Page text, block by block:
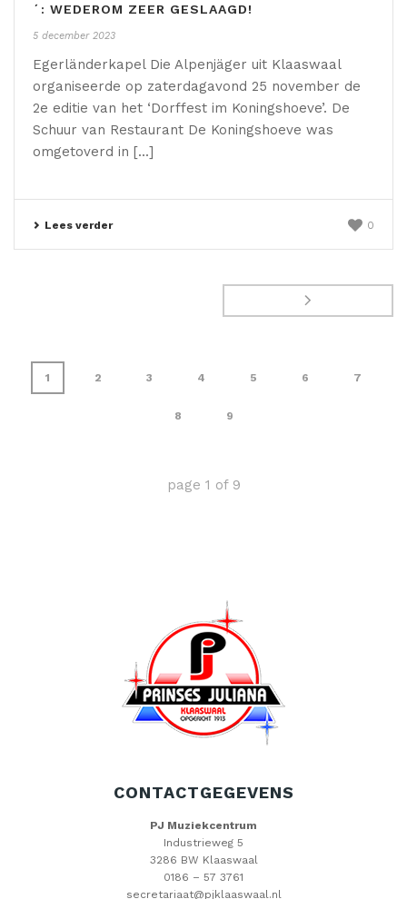
´: WEDEROM ZEER GESLAAGD!
5 december 2023
Egerländerkapel Die Alpenjäger uit Klaaswaal
organiseerde op zaterdagavond 25 november de
2e editie van het ‘Dorffest im Koningshoeve’. De
Schuur van Restaurant De Koningshoeve was
omgetoverd in [...]
Lees verder 0
1 2 3 4 5 6 7
8 9
page 1 of 9
CONTACTGEGEVENS
PJ Muziekcentrum
Industrieweg 5
3286 BW Klaaswaal
0186 – 57 3761
secretariaat@pjklaaswaal.nl